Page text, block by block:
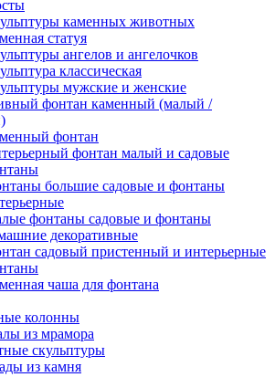
каменных животных
статуя
ангелов и ангелочков
классическая
мужские и женские
фонтан каменный (малый /
фонтан
фонтан малый и садовые
большие садовые и фонтаны
фонтаны садовые и фонтаны
декоративные
садовый пристенный и интерьерные
чаша для фонтана
колонны
из мрамора
скульптуры
из камня